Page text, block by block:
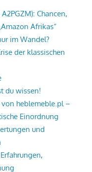
Chancen,
Afrikas“
im Wandel?
der klassischen
du wissen!
heblemeble.pl –
Einordnung
und